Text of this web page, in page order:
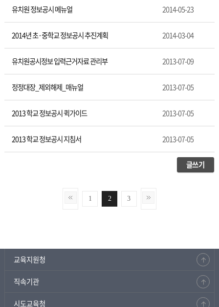
유치원 정보공시 메뉴얼 2014-05-23
2014년 초·중학교 정보공시 추진계획 2014-03-04
유치원공시정보 입력근거자료 관리부 2013-07-09
정정대장_제외해제_매뉴얼 2013-07-05
2013 학교 정보공시 퀵가이드 2013-07-05
2013 학교 정보공시 지침서 2013-07-05
글쓰기
1 2 3
교육지원청
직속기관
시도교육청